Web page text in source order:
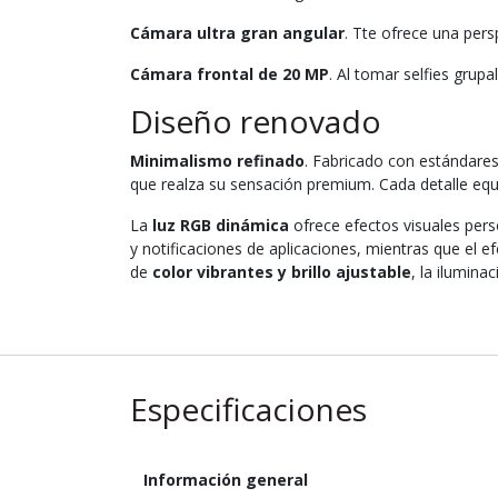
Cámara ultra gran angular. Tte ofrece una
Cámara frontal de 20 MP. Al tomar selfies
Diseño renovado
Minimalismo refinado. Fabricado con
que realza su sensación premium. Cada detalle
La luz RGB dinámica ofrece efectos visuales
y notificaciones de aplicaciones, mientras que el
de color vibrantes y brillo ajustable, la
Especificaciones
Información general